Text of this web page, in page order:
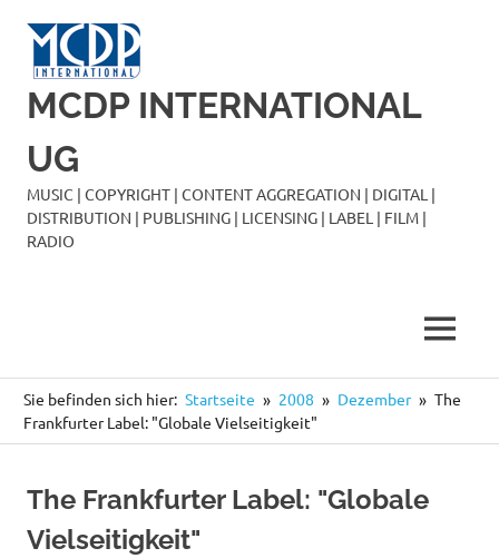
Inhalt
springen
MCDP INTERNATIONAL
UG
MUSIC | COPYRIGHT | CONTENT AGGREGATION | DIGITAL |
DISTRIBUTION | PUBLISHING | LICENSING | LABEL | FILM |
RADIO
MENÜ
Sie befinden sich hier: Startseite 2008 Dezember
The
Frankfurter Label: "Globale Vielseitigkeit"
The Frankfurter Label: "Globale
Vielseitigkeit"